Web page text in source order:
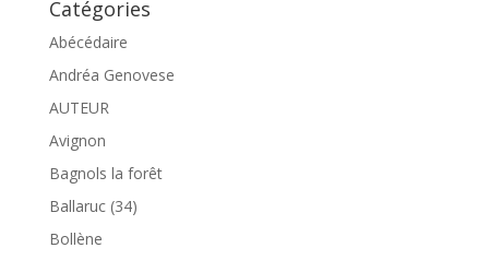
Catégories
Abécédaire
Andréa Genovese
AUTEUR
Avignon
Bagnols la forêt
Ballaruc (34)
Bollène